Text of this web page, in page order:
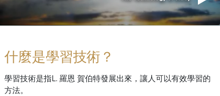
什麼是學習技術？
學習技術是指L. 羅恩 賀伯特發展出來，讓人可以有效學習的
方法。